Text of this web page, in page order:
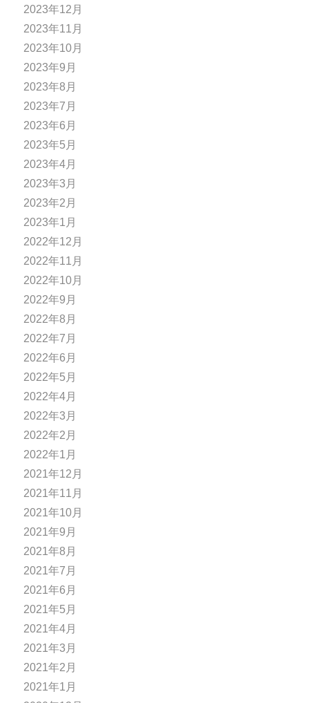
2023年12月
2023年11月
2023年10月
2023年9月
2023年8月
2023年7月
2023年6月
2023年5月
2023年4月
2023年3月
2023年2月
2023年1月
2022年12月
2022年11月
2022年10月
2022年9月
2022年8月
2022年7月
2022年6月
2022年5月
2022年4月
2022年3月
2022年2月
2022年1月
2021年12月
2021年11月
2021年10月
2021年9月
2021年8月
2021年7月
2021年6月
2021年5月
2021年4月
2021年3月
2021年2月
2021年1月